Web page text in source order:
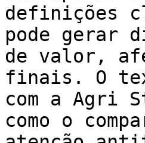
definições
pode gerar
de valor,
finais. O
com a Agri
como o